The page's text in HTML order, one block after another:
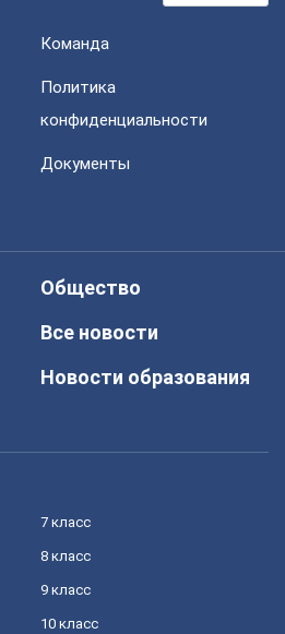
Команда
Политика
конфиденциальности
Документы
Общество
Все новости
Новости образования
7 класс
8 класс
9 класс
10 класс